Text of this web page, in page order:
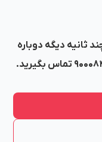
ثانیه دیگه دوباره
تماس بگیرید.